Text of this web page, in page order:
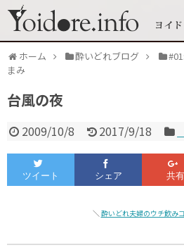
ホーム 酔いどれブログ
まみ
台風の夜
2009/10/8 2017/9/18
＼ 酔いどれ夫婦のウチ飲み